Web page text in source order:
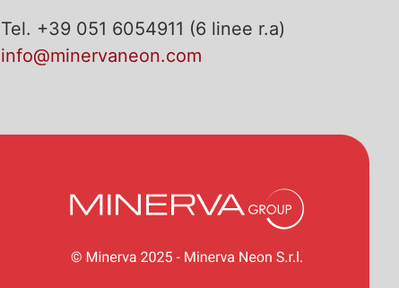
Tel. +39 051 6054911 (6 linee r.a)
info@minervaneon.com